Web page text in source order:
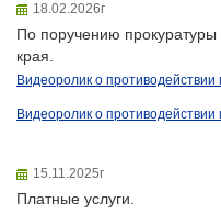
18.02.2026г
По поручению прокуратуры
края.
Видеоролик о
Видеоролик о противодействии
15.11.2025г
Платные услуги.